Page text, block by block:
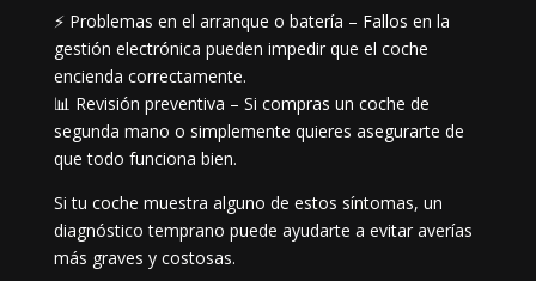
⚡ Problemas en el arranque o batería – Fallos en la
gestión electrónica pueden impedir que el coche
encienda correctamente.
📊 Revisión preventiva – Si compras un coche de
segunda mano o simplemente quieres asegurarte de
que todo funciona bien.
Si tu coche muestra alguno de estos síntomas, un
diagnóstico temprano puede ayudarte a evitar averías
más graves y costosas.